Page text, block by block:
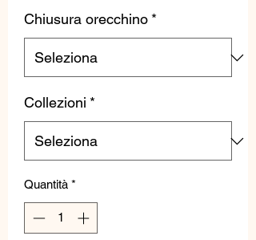
Chiusura orecchino *
Collezioni *
Quantità *